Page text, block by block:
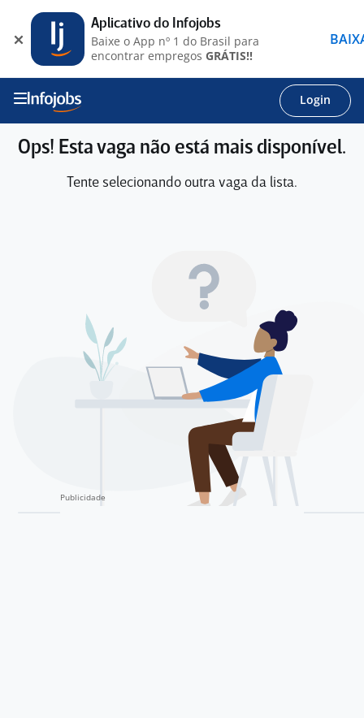
Login
Ops! Esta vaga não está mais disponível.
Tente selecionando outra vaga da lista.
Aplicativo do Infojobs
Baixe o App nº 1 do Brasil para
encontrar empregos GRÁTIS!!